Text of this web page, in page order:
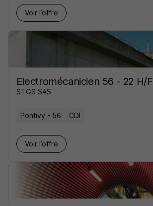
Voir l’offre
Electromécanicien 56 - 22 H/F
STGS SAS
Pontivy - 56 CDI
Voir l’offre